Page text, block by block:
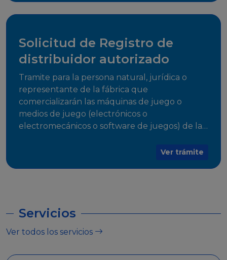
Solicitud de Registro de
distribuidor autorizado
Tramite para la persona natural, jurídica o
representante de la fábrica que
comercializarán las máquinas de juego o
medios de juego (electrónicos o
electromecánicos o software de juegos) de las
Ver trámite
Servicios
Ver todos los servicios